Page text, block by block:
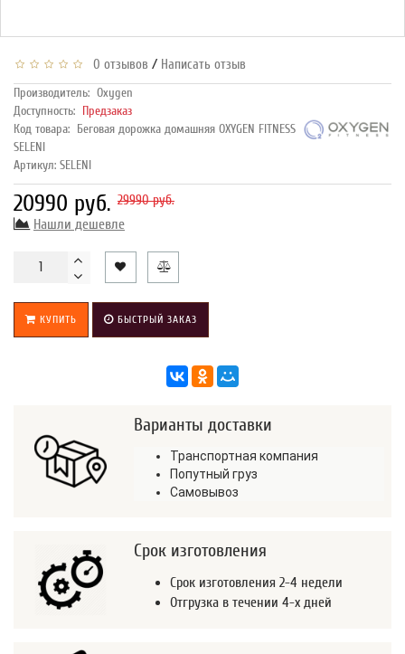
0 отзывов / Написать отзыв
Производитель: Oxygen
Доступность: Предзаказ
Код товара: Беговая дорожка домашняя OXYGEN FITNESS
SELENI
Артикул: SELENI
20990 руб. 29990 руб.
Нашли дешевле
КУПИТЬ БЫСТРЫЙ ЗАКАЗ
Варианты доставки
Транспортная компания
Попутный груз
Самовывоз
Срок изготовления
Срок изготовления 2-4 недели
Отгрузка в течении 4-х дней